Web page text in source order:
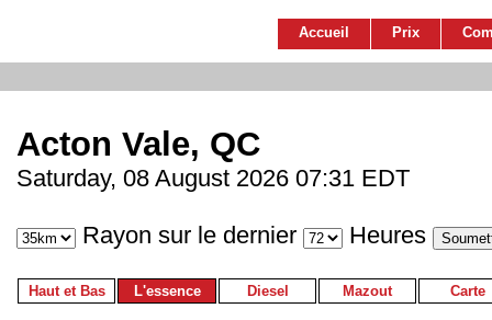
Accueil Prix
Acton Vale, QC
Saturday, 08 August 2026 07:31 EDT
Rayon sur le dernier Heures
Haut et Bas L'essence Diesel Mazout Carte